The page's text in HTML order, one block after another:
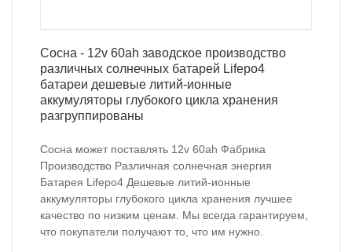
Сосна - 12v 60ah заводское производство
различных солнечных батарей Lifepo4
батареи дешевые литий-ионные
аккумуляторы глубокого цикла хранения
разгруппированы
Сосна может поставлять 12v 60ah Фабрика
Производство Различная солнечная энергия
Батарея Lifepo4 Дешевые литий-ионные
аккумуляторы глубокого цикла хранения лучшее
качество по низким ценам. Мы всегда гарантируем,
что покупатели получают то, что им нужно.